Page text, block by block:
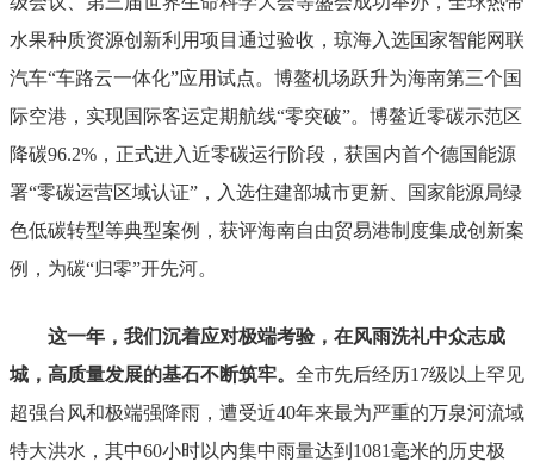
水果种质资源创新利用项目通过验收，琼海入选国家智能网联
汽车“车路云一体化”应用试点。博鳌机场跃升为海南第三个国
际空港，实现国际客运定期航线“零突破”。博鳌近零碳示范区
降碳96.2% ， 正式进入近零碳运行阶段， 获国内首个德国能源
署“零碳运营区域认证” ，入选住建部城市更新、国家能源局绿
色低碳转型等典型案例，获评海南自由贸易港制度集成创新案
例，为碳“归零”开先河。
这一年，我们沉着应对极端考验，在风雨洗礼中众志成
城，高质量发展的基石不断筑牢。 全市先后经历17级以上罕见
超强台风和极端强降雨，遭受近40年来最为严重的万泉河流域
特大洪水 ，其中60小时以内集中雨量达到 1081毫米的历史极